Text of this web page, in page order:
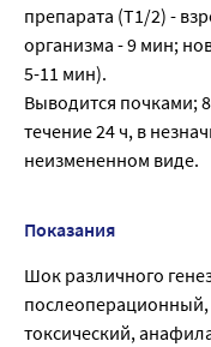
препарата (Т1/2) -
организма - 9 мин;
5-11 мин).
Выводится почками;
течение 24 ч, в
неизмененном виде.
Показания
Шок различного
токсический,